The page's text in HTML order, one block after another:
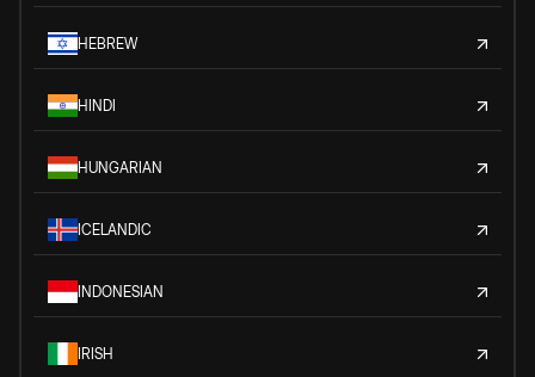
HEBREW
HINDI
HUNGARIAN
ICELANDIC
INDONESIAN
IRISH